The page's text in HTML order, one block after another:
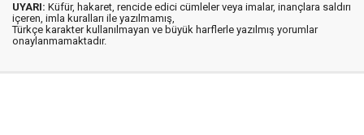
UYARI: Küfür, hakaret, rencide edici cümleler veya imalar, inançlara saldırı
içeren, imla kuralları ile yazılmamış,
Türkçe karakter kullanılmayan ve büyük harflerle yazılmış yorumlar
onaylanmamaktadır.